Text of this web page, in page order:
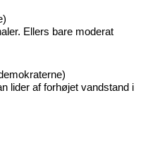
Ellers bare moderat
lider af forhøjet vandstand i